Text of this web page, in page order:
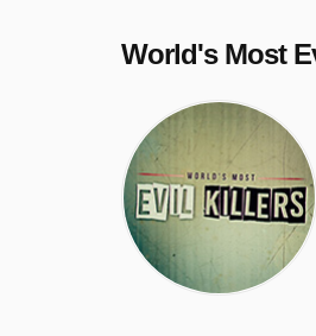
World's Most